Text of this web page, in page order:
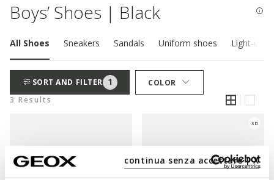
continua senza accettare | X
Boys’ Shoes | Black
All Shoes Sneakers Sandals Uniform shoes Light-up
SORT AND FILTER 1
COLOR
3 Results
3D